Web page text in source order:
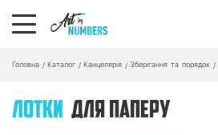
Головна / Каталог / Канцелярія / Зберігання та порядок /
ЛОТКИ ДЛЯ ПАПЕРУ